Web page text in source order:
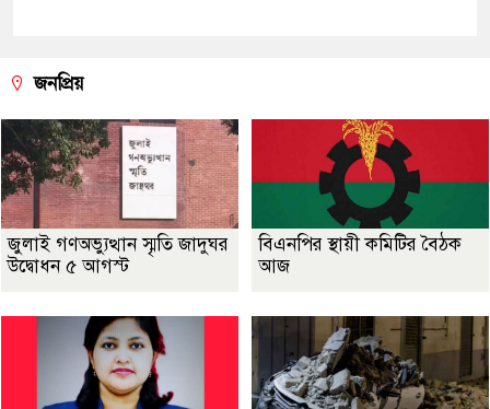
জনপ্রিয়
জুলাই গণঅভ্যুত্থান স্মৃতি জাদুঘর
উদ্বোধন ৫ আগস্ট
বিএনপির স্থায়ী কমিটির বৈঠক
আজ